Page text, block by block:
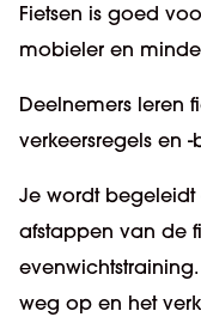
Fietsen is goed
mobieler en
Deelnemers leren
verkeersregels en
Je wordt
afstappen van de
weg op en het